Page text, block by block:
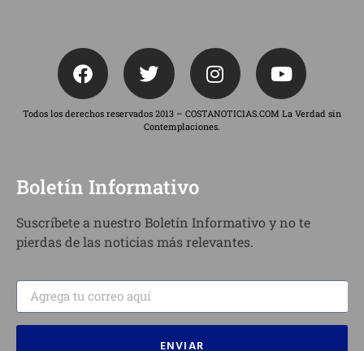
Todos los derechos reservados 2013 – COSTANOTICIAS.COM La Verdad sin
Contemplaciones.
Boletín Informativo
Suscríbete a nuestro Boletín Informativo y no te
pierdas de las noticias más relevantes.
ENVIAR